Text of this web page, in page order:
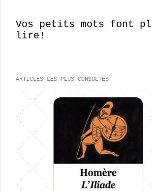
E
g
t
r
c
Vos petits mots font
lire!
ARTICLES LES PLUS CONSULTÉS